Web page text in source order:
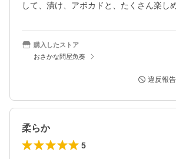
して、漬け、アボカドと、たくさん楽し
購入したストア
おさかな問屋魚奏
違反報告
柔らか
5